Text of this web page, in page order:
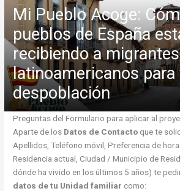
Mi Pueblo Acoge:
pueblos de España
recibiendo a migrantes
latinoamericanos
despoblación
Preguntas del Formulario para aplicar al
Aparte de los Datos de Contacto que te
Apellidos, Teléfono móvil, Preferencia de
Residencia actual, Ciudad / Municipio de
dónde ha vivido en los últimos 5 años) te
datos de tu Unidad familiar como: